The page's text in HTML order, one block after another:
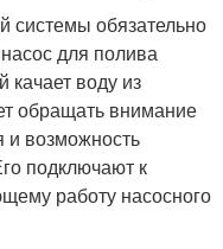
системы обязательно
для полива
качает воду из
обращать внимание
и возможность
подключают к
работу насосного